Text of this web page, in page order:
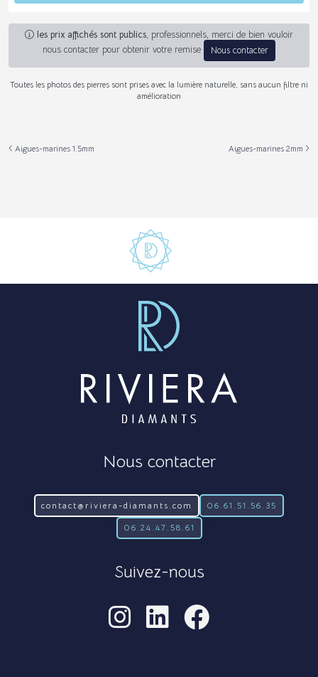
les prix affichés sont publics, professionnels, merci de bien vouloir
nous contacter pour obtenir votre remise
Nous contacter
Toutes les photos des pierres sont prises avec la lumière naturelle, sans aucun filtre ni
amélioration
Aigues-marines 1.5mm Aigues-marines 2mm
Nous contacter
contact@riviera-diamants.com 06.61.51.56.35
06.24.47.58.61
Suivez-nous